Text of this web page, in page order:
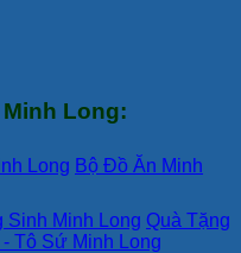
Long:
Long Bộ Đồ Ăn Minh
Sinh Minh Long Quà Tặng
Tô Sứ Minh Long